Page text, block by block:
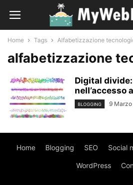
Home Tags Alfabetizzazione
alfabetizzazione
Digital
nell’accesso
BLOGGING 9
Home Blogging SEO Social
WordPress